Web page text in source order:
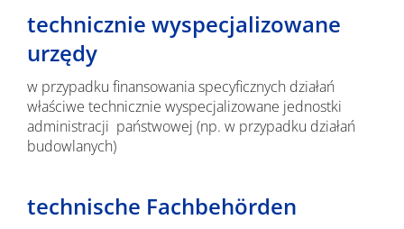
technicznie wyspecjalizowane
urzędy
w przypadku finansowania specyficznych działań
właściwe technicznie wyspecjalizowane jednostki
administracji państwowej (np. w przypadku działań
budowlanych)
technische Fachbehörden